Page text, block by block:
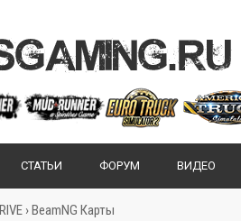
СТАТЬИ ФОРУМ ВИДЕО
›BeamNG Карты